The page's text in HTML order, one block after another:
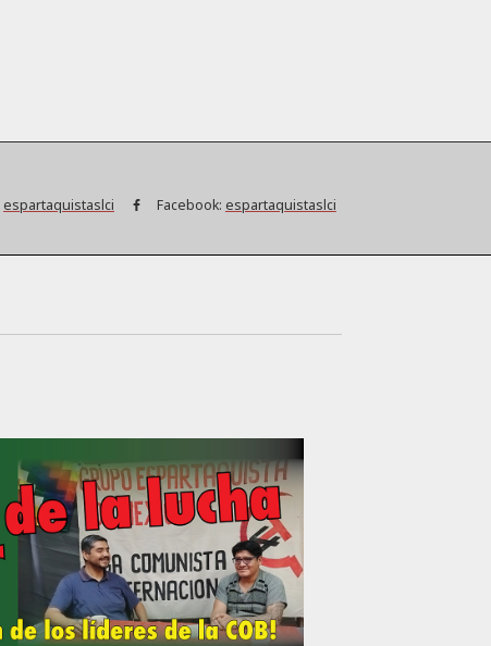
espartaquistaslci Facebook: espartaquistaslci